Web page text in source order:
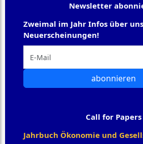
Newsletter
Zweimal im Jahr Infos über
Neuerscheinungen!
abonnieren
Call for Papers
Jahrbuch Ökonomie und